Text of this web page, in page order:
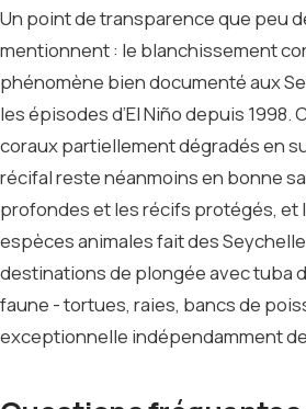
Un point de transparence que peu
mentionnent : le blanchissement
phénomène bien documenté aux
les épisodes d’El Niño depuis 1998.
coraux partiellement dégradés en
récifal reste néanmoins en bonne
profondes et les récifs protégés, et
espèces animales fait des
destinations de plongée avec tuba
faune - tortues, raies, bancs de
exceptionnelle indépendamment de